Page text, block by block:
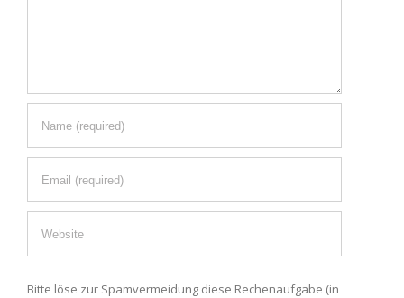
Bitte löse zur Spamvermeidung diese Rechenaufgabe (in